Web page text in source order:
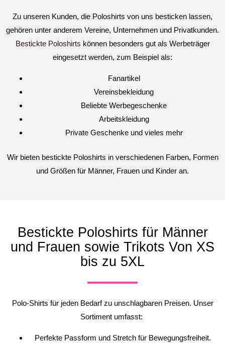
Zu unseren Kunden, die Poloshirts von uns besticken lassen,
gehören unter anderem Vereine, Unternehmen und Privatkunden.
Bestickte Poloshirts können besonders gut als Werbeträger
eingesetzt werden, zum Beispiel als:
Fanartikel
Vereinsbekleidung
Beliebte Werbegeschenke
Arbeitskleidung
Private Geschenke und vieles mehr
Wir bieten bestickte Poloshirts in verschiedenen Farben, Formen
und Größen für Männer, Frauen und Kinder an.
Bestickte Poloshirts für Männer
und Frauen sowie Trikots Von XS
bis zu 5XL
Polo-Shirts für jeden Bedarf zu unschlagbaren Preisen. Unser
Sortiment umfasst:
Perfekte Passform und Stretch für Bewegungsfreiheit.